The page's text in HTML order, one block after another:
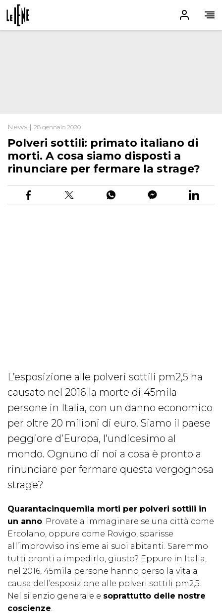
News | 28 gennaio 2020
Polveri sottili: primato italiano di
morti. A cosa siamo disposti a
rinunciare per fermare la strage?
L’esposizione alle polveri sottili pm2,5 ha
causato nel 2016 la morte di 45mila
persone in Italia, con un danno economico
per oltre 20 milioni di euro. Siamo il paese
peggiore d’Europa, l’undicesimo al
mondo. Ognuno di noi a cosa è pronto a
rinunciare per fermare questa vergognosa
strage?
Quarantacinquemila morti per polveri sottili in
un anno. Provate a immaginare se una città come
Ercolano, oppure come Rovigo, sparisse
all’improvviso insieme ai suoi abitanti. Saremmo
tutti pronti a impedirlo, giusto? Eppure in Italia,
nel 2016, 45mila persone hanno perso la vita a
causa dell’esposizione alle polveri sottili pm2,5.
Nel silenzio generale e soprattutto delle nostre
coscienze.